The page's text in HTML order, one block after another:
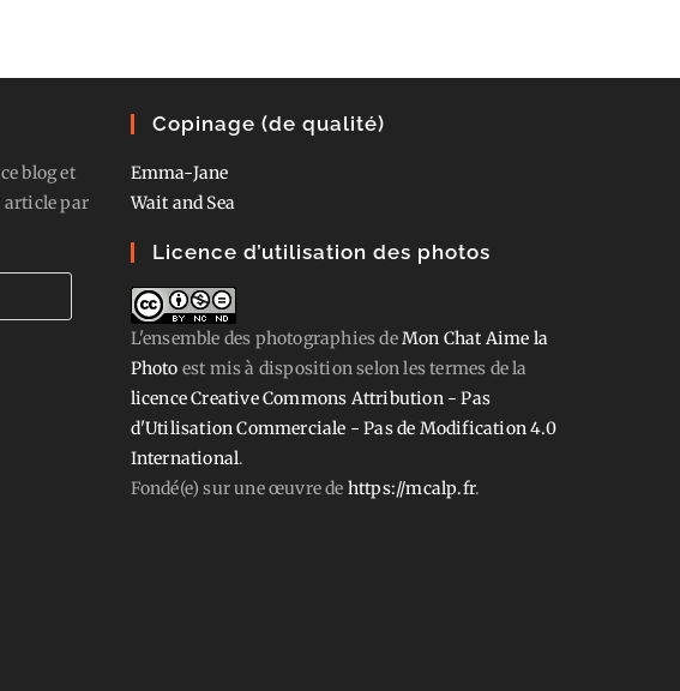
blog et
article par
Copinage (de qualité)
Emma-Jane
Wait and Sea
Licence d’utilisation des photos
L'ensemble des photographiesdeMon Chat Aime la
Photo est mis à disposition selon les termes de la
licence Creative Commons Attribution - Pas
d'Utilisation Commerciale - Pas de Modification 4.0
International.
Fondé(e) sur une œuvre de https://mcalp.fr.